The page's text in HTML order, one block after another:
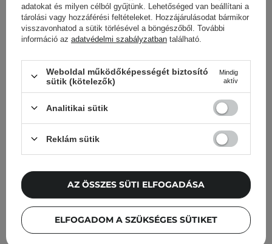
Cosibella hírlevél
Bőrápolási ellenőrzőlisták, szakértői
tanácsok, szépségápolási újdonságok –
Add meg az e-mail címedet
Elfogadom, hogy marketingüzeneteket
kapjak, és hogy adataimat a Cosibella
sp. z o.o. azAdatvédelmi Irányelveknek
megfelelően feldolgozza.
adatokat és milyen célból gyűjtünk. Lehetőséged van beállítani a
tárolási vagy hozzáférési feltételeket. Hozzájárulásodat bármikor
visszavonhatod a sütik törlésével a böngészőből. További
információ az adatvédelmi szabályzatban található.
Weboldal működőképességét biztosító
sütik (kötelezők)
Mindig
aktív
Analitikai sütik
Reklám sütik
ELFOGADOM A SZÜKSÉGES SÜTIKET
AZ ÖSSZES SÜTI ELFOGADÁSA